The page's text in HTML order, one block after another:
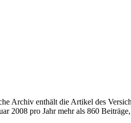
Archiv enthält die Artikel des
2008 pro Jahr mehr als 860